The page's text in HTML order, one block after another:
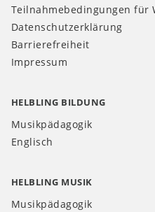
Teilnahmebedingungen für
Datenschutzerklärung
Barrierefreiheit
Impressum
HELBLING BILDUNG
Musikpädagogik
Englisch
HELBLING MUSIK
Musikpädagogik